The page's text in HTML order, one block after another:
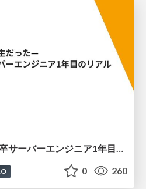
実践が先生だった— 新卒サーバーエンジニア1年目のリアル
0 260